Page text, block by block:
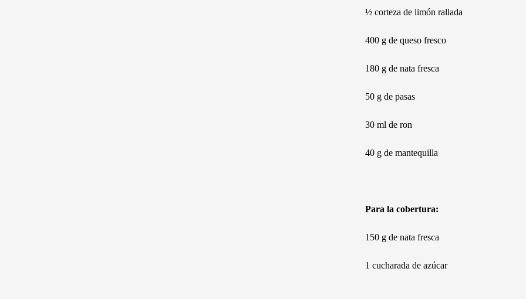
½ corteza de limón rallada
400 g de queso fresco
180 g de nata fresca
50 g de pasas
30 ml de ron
40 g de mantequilla
Para la cobertura:
150 g de nata fresca
1 cucharada de azúcar